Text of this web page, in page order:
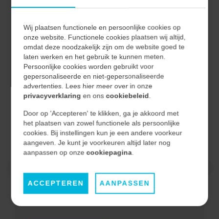
ondersteunen we met de scoping, engineering en het
PROCES
TECHNISCHE UPGRADE
ELEKTRISCHE RUIMTEN
VOORKOMT STILSTAND
Op locatie bleek de temperatuur in de elektrische
2025
Wij plaatsen functionele en persoonlijke cookies op
onze website. Functionele cookies plaatsen wij altijd,
omdat deze noodzakelijk zijn om de website goed te
laten werken en het gebruik te kunnen meten.
Persoonlijke cookies worden gebruikt voor
gepersonaliseerde en niet-gepersonaliseerde
advertenties. Lees hier meer over in onze
privacyverklaring en onscookiebeleid .
Door op 'Accepteren' te klikken, ga je akkoord met
het plaatsen van zowel functionele als persoonlijke
cookies. Bij instellingen kun je een andere voorkeur
aangeven. Je kunt je voorkeuren altijd later nog
aanpassen op onzecookiepagina.
ACCEPTEREN AANPASSEN